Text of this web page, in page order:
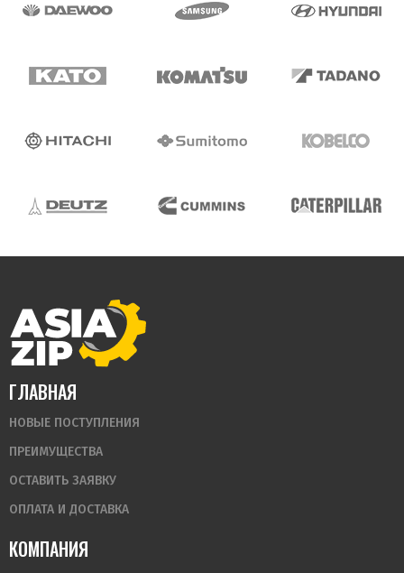
ГЛАВНАЯ
НОВЫЕ ПОСТУПЛЕНИЯ
ПРЕИМУЩЕСТВА
ОСТАВИТЬ ЗАЯВКУ
ОПЛАТА И ДОСТАВКА
КОМПАНИЯ